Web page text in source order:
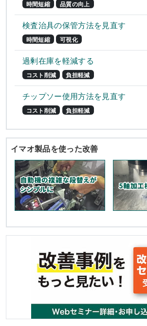
時間短縮 品質の向上
検査治具の保管方法を見直す
時間短縮 可視化
過剰在庫を軽減する
コスト削減 負担軽減
チップソー使用方法を見直す
コスト削減 負担軽減
イマオ製品を使った改善